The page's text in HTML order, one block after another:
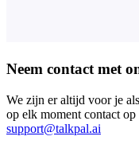
Neem contact met
We zijn er altijd voor je
op elk moment contact
support@talkpal.ai